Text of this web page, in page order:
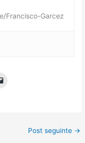
Francisco-Garcez
Post seguinte →